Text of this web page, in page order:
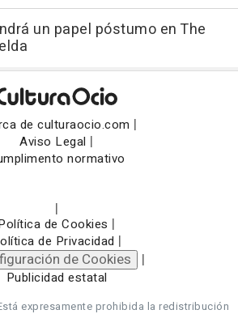
un papel póstumo en The
de culturaocio.com |
Aviso Legal |
normativo
|
de Cookies |
de Privacidad |
de Cookies |
Publicidad estatal
expresamente prohibida la redistribución